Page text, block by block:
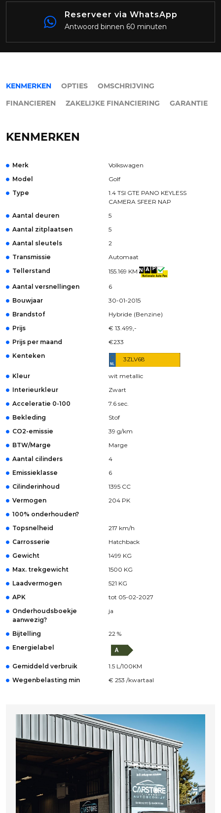
Reserveer via WhatsApp
Antwoord binnen 60 minuten
KENMERKEN OPTIES OMSCHRIJVING
FINANCIEREN ZAKELIJKE FINANCIERING GARANTIE
KENMERKEN
Merk
Volkswagen
Model
Golf
Type
1.4 TSI GTE PANO KEYLESS
CAMERA SFEER NAP
Aantal deuren
5
Aantal zitplaatsen
5
Aantal sleutels
2
Transmissie
Automaat
Tellerstand
155.169 KM
Aantal versnellingen
6
Bouwjaar
30-01-2015
Brandstof
Hybride (Benzine)
Prijs
€ 13.499,-
Prijs per maand
€233
Kenteken
3ZLV68
Kleur
wit metallic
Interieurkleur
Zwart
Acceleratie 0-100
7.6 sec.
Bekleding
Stof
CO2-emissie
39 g/km
BTW/Marge
Marge
Aantal cilinders
4
Emissieklasse
6
Cilinderinhoud
1395 CC
Vermogen
204 PK
100% onderhouden?
Topsnelheid
217 km/h
Carrosserie
Hatchback
Gewicht
1499 KG
Max. trekgewicht
1500 KG
Laadvermogen
521 KG
APK
tot 05-02-2027
Onderhoudsboekje
aanwezig?
ja
Bijtelling
22 %
Energielabel
Gemiddeld verbruik
1.5 L/100KM
Wegenbelasting min
€ 253 /kwartaal